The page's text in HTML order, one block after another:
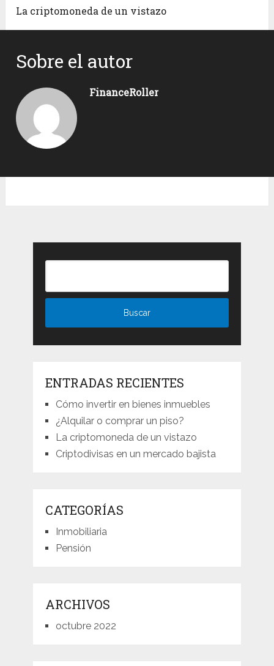
La criptomoneda de un vistazo
Sobre el autor
FinanceRoller
ENTRADAS RECIENTES
Cómo invertir en bienes inmuebles
¿Alquilar o comprar un piso?
La criptomoneda de un vistazo
Criptodivisas en un mercado bajista
CATEGORÍAS
Inmobiliaria
Pensión
ARCHIVOS
octubre 2022